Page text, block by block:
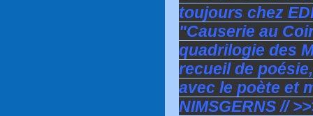
toujours chez
"Causerie au
quadrilogie des
recueil de
avec le poète et
NIMSGERNS //